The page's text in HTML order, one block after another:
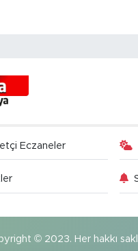
Eczaneler
© 2023. Her hakkı